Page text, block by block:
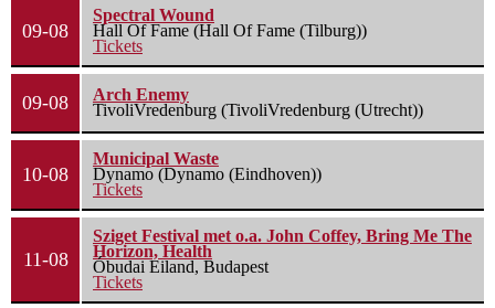
09-08
Spectral Wound
Hall Of Fame (Hall Of Fame (Tilburg))
Tickets
09-08
Arch Enemy
TivoliVredenburg (TivoliVredenburg (Utrecht))
10-08
Municipal Waste
Dynamo (Dynamo (Eindhoven))
Tickets
11-08
Sziget Festival met o.a. John Coffey, Bring Me The
Horizon, Health
Óbudai Eiland, Budapest
Tickets